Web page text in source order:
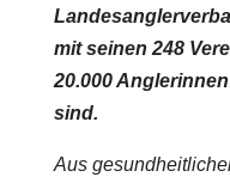
mit seinen 248
20.000
sind.
Aus